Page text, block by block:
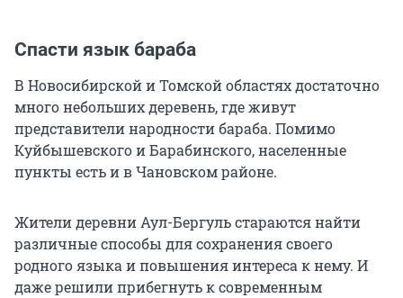
Спасти язык бараба
В Новосибирской и Томской областях достаточно
много небольших деревень, где живут
представители народности бараба. Помимо
Куйбышевского и Барабинского, населенные
пункты есть и в Чановском районе.
Жители деревни Аул-Бергуль стараются найти
различные способы для сохранения своего
родного языка и повышения интереса к нему. И
даже решили прибегнуть к современным